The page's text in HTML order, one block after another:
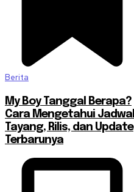
Berita
My Boy Tanggal Berapa?
Cara Mengetahui Jadwal
Tayang, Rilis, dan Update
Terbarunya